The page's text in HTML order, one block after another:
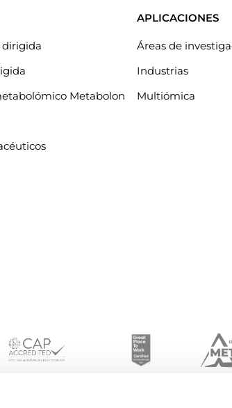
dirigida
Metabolon
APLICACIONES
Áreas de
Industrias
Multiómica